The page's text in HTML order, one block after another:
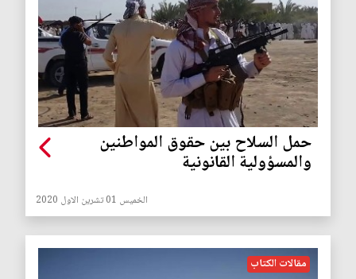
حمل السلاح بين حقوق المواطنين
والمسؤولية القانونية
الخميس 01 تشرين الاول 2020
مقالات الكتاب